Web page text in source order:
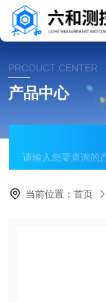
PRODUCT CENTER
产品中心
当前位置：首页